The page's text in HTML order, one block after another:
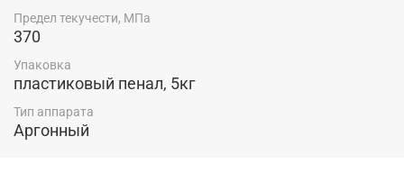
Предел текучести, МПа
370
Упаковка
пластиковый пенал, 5кг
Тип аппарата
Аргонный